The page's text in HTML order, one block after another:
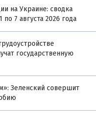
на Украине: сводка
7 августа 2026 года
государственную
Зеленский совершит